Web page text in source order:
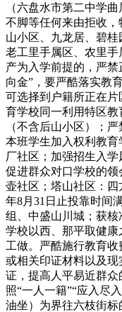
（六盘水市第二中学
不脚等任何来由拒收
山小区、九龙居、碧桂
老工里手属区、农里
产为入学前提的，严禁
向金”，要严酷落实教
可选择到户籍所正在
育学校同一利用特区
（不含后山小区）；
本班学生加入权利教
厂社区；加强招生入学
促进群众对口学校的领
壶社区；塔山社区：
年8月31日止投靠时间
组、中盛山川城；获
学校以西、那平取健
工做。严酷施行教育
或相关印证材料以及
证，提高人平易近群
照“一人一籍”“应入尽
油坐）为界往六枝街